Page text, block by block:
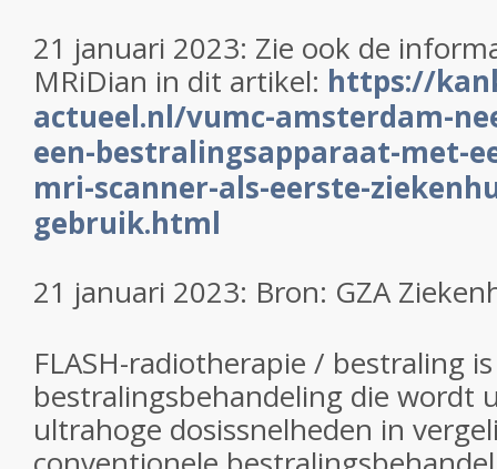
21 januari 2023: Zie ook de
MRiDian in dit artikel: https://
actueel.nl/vumc-amsterdam-
een-bestralingsapparaat-met-
mri-scanner-als-eerste-
gebruik.html
21 januari 2023: Bron: GZA
FLASH-radiotherapie / bestraling
bestralingsbehandeling die wordt
ultrahoge dosissnelheden in